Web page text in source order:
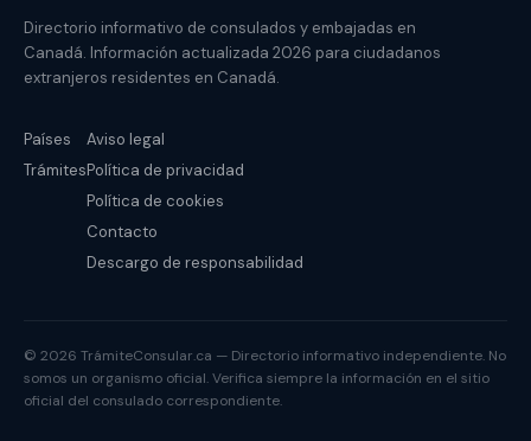
Directorio informativo de consulados y embajadas en
Canadá. Información actualizada 2026 para ciudadanos
extranjeros residentes en Canadá.
Países
Trámites
Aviso legal
Política de privacidad
Política de cookies
Contacto
Descargo de responsabilidad
© 2026 TrámiteConsular.ca — Directorio informativo independiente. No
somos un organismo oficial. Verifica siempre la información en el sitio
oficial del consulado correspondiente.